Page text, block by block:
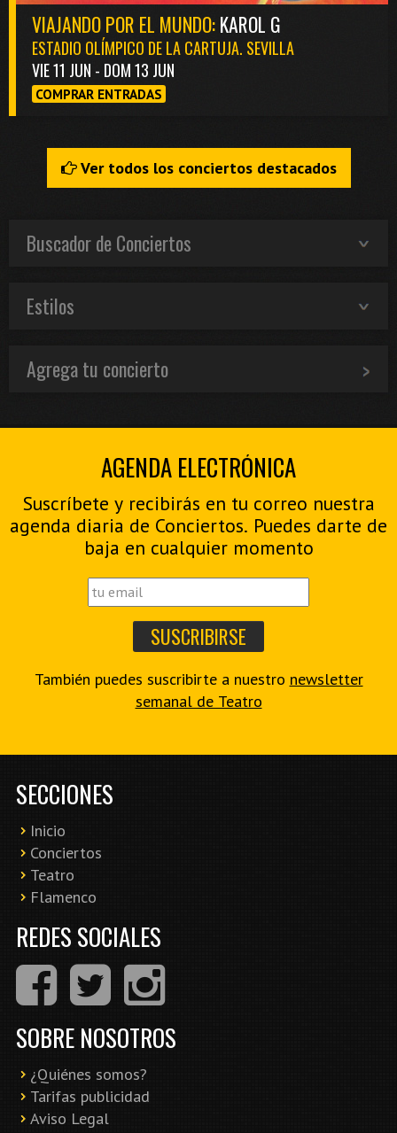
VIAJANDO POR EL MUNDO:KAROL G
ESTADIO OLÍMPICO DE LA CARTUJA. SEVILLA
VIE 11 JUN - DOM 13 JUN
COMPRAR ENTRADAS
Ver todos los conciertos destacados
Buscador de Conciertos
Estilos
Agrega tu concierto
AGENDA ELECTRÓNICA
Suscríbete y recibirás en tu correo nuestra
agenda diaria de Conciertos. Puedes darte de
baja en cualquier momento
También puedes suscribirte a nuestro newsletter
semanal de Teatro
SECCIONES
Inicio
Conciertos
Teatro
Flamenco
REDES SOCIALES
SOBRE NOSOTROS
¿Quiénes somos?
Tarifas publicidad
Aviso Legal